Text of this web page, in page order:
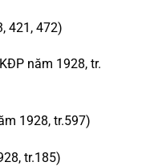
421, 472)
năm 1928, tr.
1928, tr.597)
tr.185)